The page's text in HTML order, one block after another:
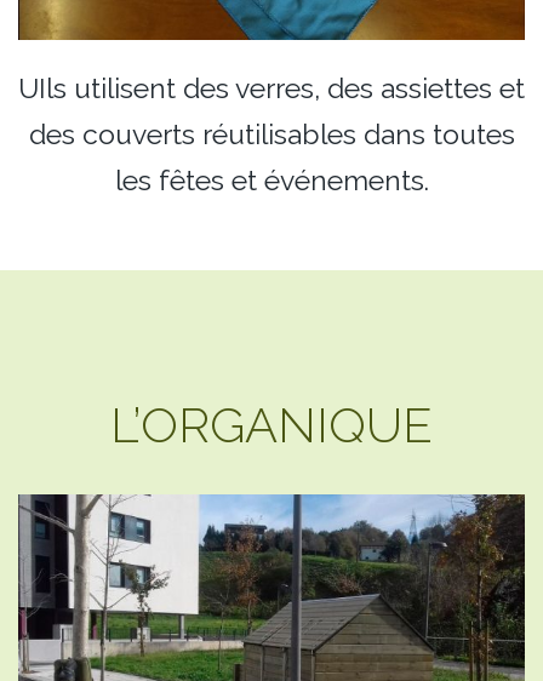
UIls utilisent des verres, des assiettes et
des couverts réutilisables dans toutes
les fêtes et événements.
L’ORGANIQUE